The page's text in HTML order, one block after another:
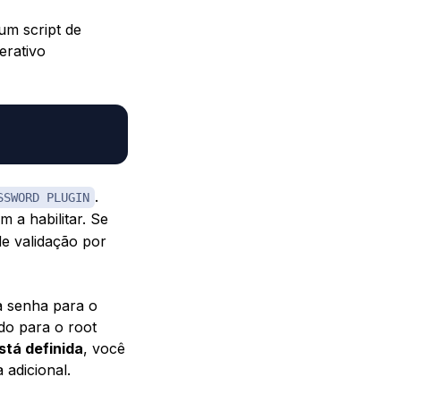
script de
PLUGIN .
a habilitar. Se
validação por
senha para o
para o root
definida, você
adicional.